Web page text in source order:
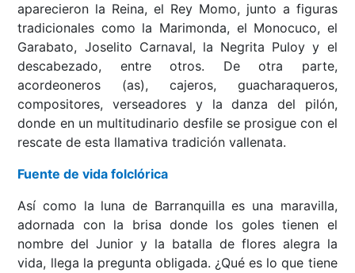
aparecieron la Reina, el Rey Momo, junto a figuras
tradicionales como la Marimonda, el Monocuco, el
Garabato, Joselito Carnaval, la Negrita Puloy y el
descabezado, entre otros. De otra parte,
acordeoneros (as), cajeros, guacharaqueros,
compositores, verseadores y la danza del pilón,
donde en un multitudinario desfile se prosigue con el
rescate de esta llamativa tradición vallenata.
Fuente de vida folclórica
Así como la luna de Barranquilla es una maravilla,
adornada con la brisa donde los goles tienen el
nombre del Junior y la batalla de flores alegra la
vida, llega la pregunta obligada. ¿Qué es lo que tiene